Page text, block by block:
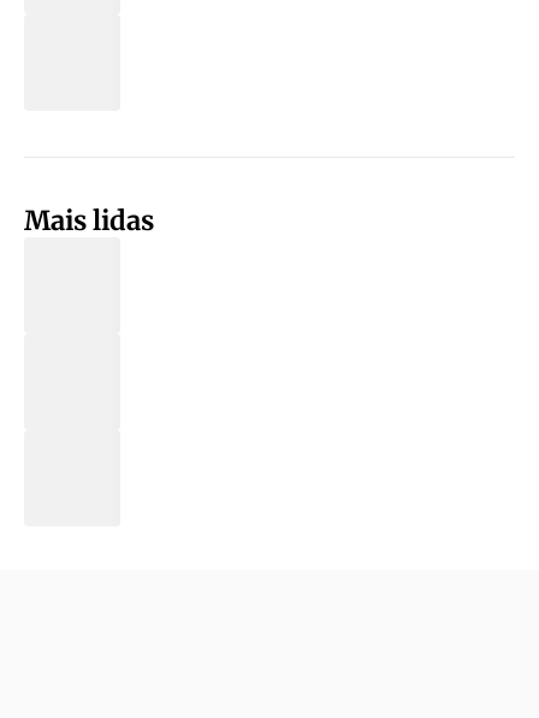
Mais lidas